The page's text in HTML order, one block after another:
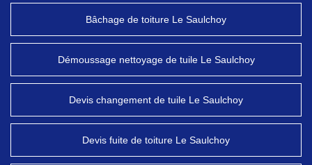
Bâchage de toiture Le Saulchoy
Démoussage nettoyage de tuile Le Saulchoy
Devis changement de tuile Le Saulchoy
Devis fuite de toiture Le Saulchoy